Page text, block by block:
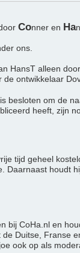
Conner en Ha
ons.
HansT alleen
de ontwikkelaar
besloten om de
heeft, zijn
tijd geheel
Daarnaast houdt
bij CoHa.nl en
Duitse, Franse
ook op als